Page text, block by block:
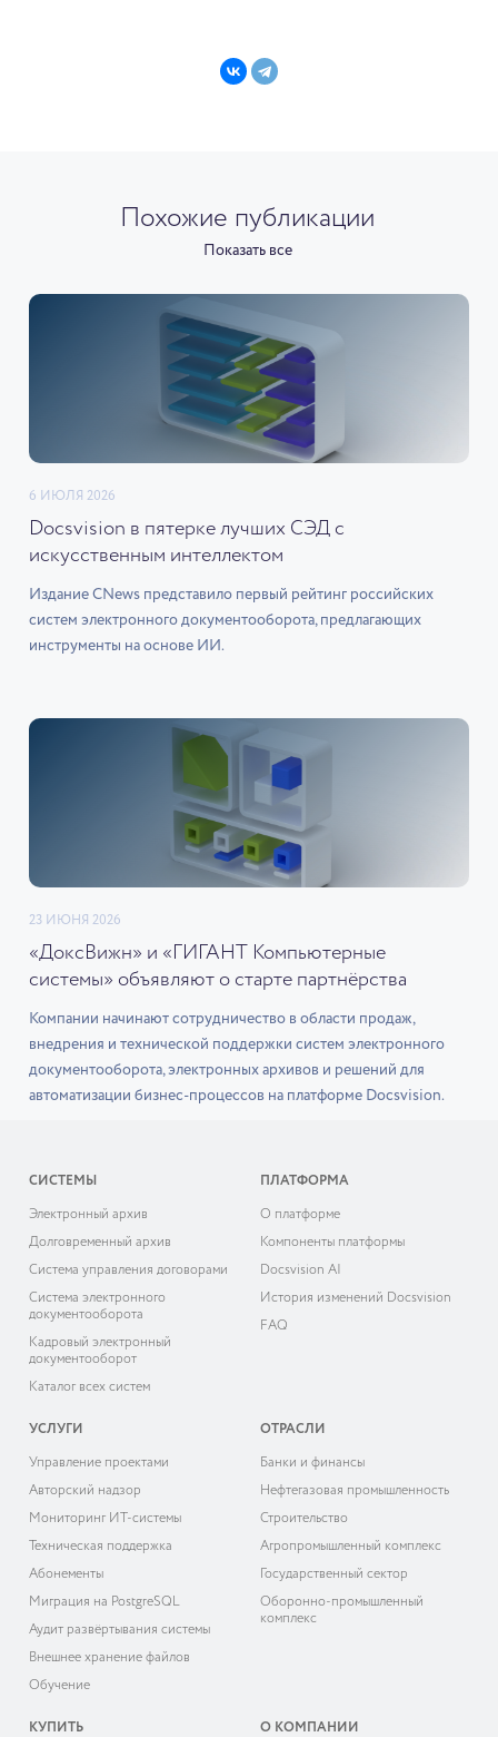
Похожие публикации
Показать все
6 ИЮЛЯ 2026
Docsvision в пятерке лучших СЭД с
искусственным интеллектом
Издание CNews представило первый рейтинг российских
систем электронного документооборота, предлагающих
инструменты на основе ИИ.
23 ИЮНЯ 2026
«ДоксВижн» и «ГИГАНТ Компьютерные
системы» объявляют о старте партнёрства
Компании начинают сотрудничество в области продаж,
внедрения и технической поддержки систем электронного
документооборота, электронных архивов и решений для
автоматизации бизнес-процессов на платформе Docsvision.
СИСТЕМЫ
Электронный архив
Долговременный архив
Система управления договорами
Система электронного
документооборота
Кадровый электронный
документооборот
Каталог всех систем
ПЛАТФОРМА
О платформе
Компоненты платформы
Docsvision AI
История изменений Docsvision
FAQ
УСЛУГИ
Управление проектами
Авторский надзор
Мониторинг ИТ-системы
Техническая поддержка
Абонементы
Миграция на PostgreSQL
Аудит развёртывания системы
Внешнее хранение файлов
Обучение
ОТРАСЛИ
Банки и финансы
Нефтегазовая промышленность
Строительство
Агропромышленный комплекс
Государственный сектор
Оборонно-промышленный
комплекс
КУПИТЬ О КОМПАНИИ